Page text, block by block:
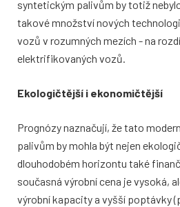
syntetickým palivům by totiž
takové množství nových
vozů v rozumných mezích - na
elektrifikovaných vozů.
Ekologičtější i ekonomičtější
Prognózy naznačují, že tato
palivům by mohla být nejen
dlouhodobém horizontu také
současná výrobní cena je vysoká,
výrobní kapacity a vyšší poptávky